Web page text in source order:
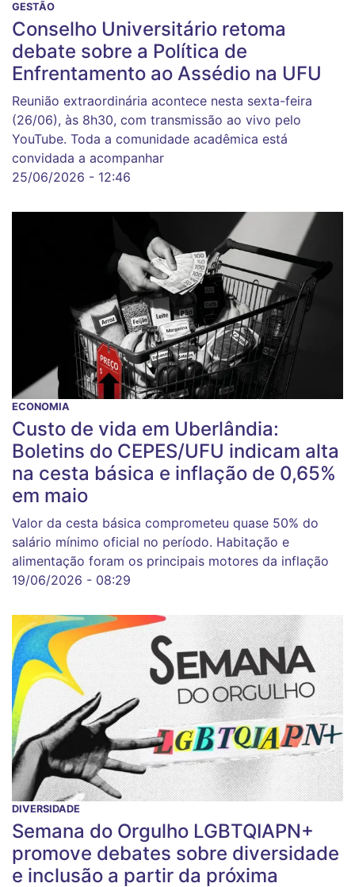
GESTÃO
Conselho Universitário retoma
debate sobre a Política de
Enfrentamento ao Assédio na UFU
Reunião extraordinária acontece nesta sexta-feira
(26/06), às 8h30, com transmissão ao vivo pelo
YouTube. Toda a comunidade acadêmica está
convidada a acompanhar
25/06/2026 - 12:46
ECONOMIA
Custo de vida em Uberlândia:
Boletins do CEPES/UFU indicam alta
na cesta básica e inflação de 0,65%
em maio
Valor da cesta básica comprometeu quase 50% do
salário mínimo oficial no período. Habitação e
alimentação foram os principais motores da inflação
19/06/2026 - 08:29
DIVERSIDADE
Semana do Orgulho LGBTQIAPN+
promove debates sobre diversidade
e inclusão a partir da próxima